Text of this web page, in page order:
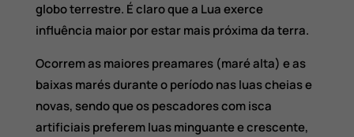
globo terrestre. É claro que a Lua exerce
influência maior por estar mais próxima da terra.
Ocorrem as maiores preamares (maré alta) e as
baixas marés durante o período nas luas cheias e
novas, sendo que os pescadores com isca
artificiais preferem luas minguante e crescente,